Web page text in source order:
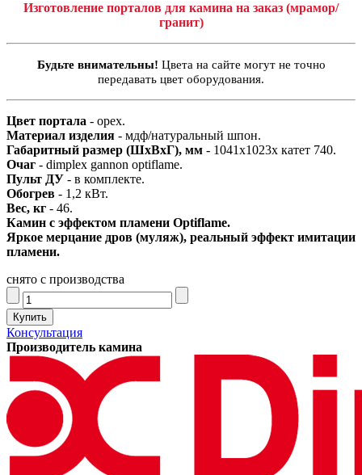
Изготовление порталов для камина на заказ (мрамор/
гранит)
Будьте внимательны! Цвета на сайте могут не точно
передавать цвет оборудования.
Цвет портала - орех.
Материал изделия - мдф/натуральный шпон.
Габаритный размер (ШхВхГ), мм - 1041х1023х катет 740.
Очаг - dimplex gannon optiflame.
Пульт ДУ - в комплекте.
Обогрев - 1,2 кВт.
Вес, кг - 46.
Камин с эффектом пламени Optiflame.
Яркое мерцание дров (муляж), реальный эффект имитации
пламени.
снято с производства
Консультация
Производитель камина